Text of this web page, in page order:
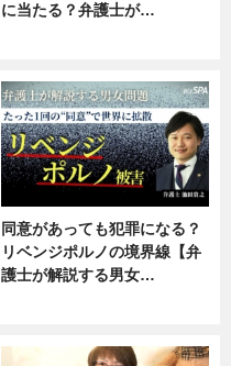
に当たる？弁護士が…
同意があっても犯罪になる？
リベンジポルノの境界線【弁
護士が解説する男女…